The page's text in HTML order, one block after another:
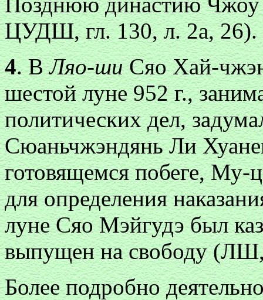
ЦУДШ, гл. 130, л. 2а, 26).
4. ВЛяо-шиСяо Хай-
шестой луне 952 г.,
политических дел,
Сюаньчжэндянь Ли
готовящемся побеге, Му-
для определения
луне Сяо Мэйгудэ был
выпущен на свободу (ЛШ,
Более подробно